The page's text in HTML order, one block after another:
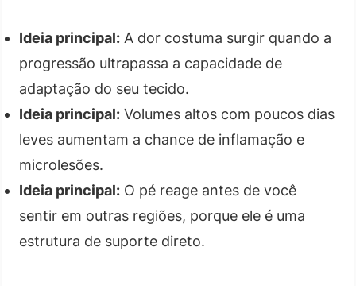
Ideia principal: A dor costuma surgir quando a
progressão ultrapassa a capacidade de
adaptação do seu tecido.
Ideia principal: Volumes altos com poucos dias
leves aumentam a chance de inflamação e
microlesões.
Ideia principal: O pé reage antes de você
sentir em outras regiões, porque ele é uma
estrutura de suporte direto.